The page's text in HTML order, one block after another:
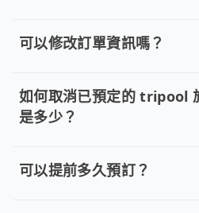
可以修改訂單資訊嗎？
如何取消已預定的 tripool
是多少？
可以提前多久預訂？